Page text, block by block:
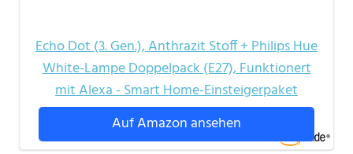
Echo Dot (3. Gen.), Anthrazit Stoff + Philips Hue
White-Lampe Doppelpack (E27), Funktionert
mit Alexa - Smart Home-Einsteigerpaket
Auf Amazon ansehen